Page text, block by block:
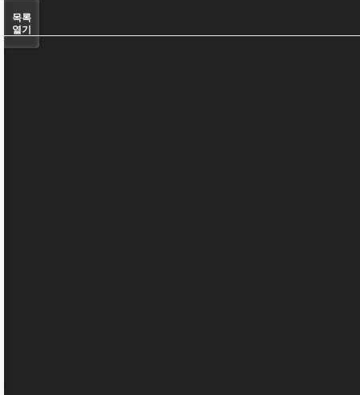
목록
열기